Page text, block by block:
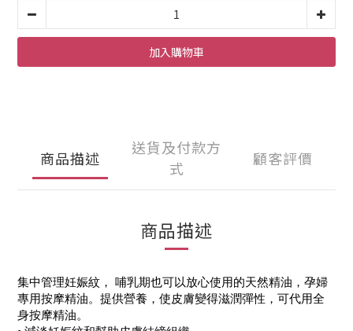
加入購物車
商品描述
送貨及付款方
式
顧客評價
商品描述
集中管理妊娠紋， 哺乳期也可以放心使用的天然精油，孕婦
專用按摩精油。提供營養，使皮膚變得滋潤彈性，可代用全
身按摩精油。